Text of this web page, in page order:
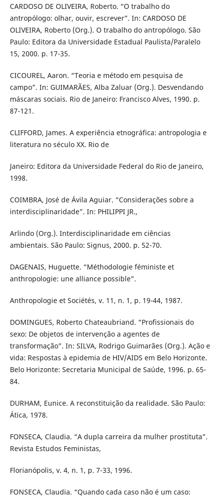
CARDOSO DE OLIVEIRA, Roberto. “O trabalho do
antropólogo: olhar, ouvir, escrever”. In: CARDOSO DE
OLIVEIRA, Roberto (Org.). O trabalho do antropólogo. São
Paulo: Editora da Universidade Estadual Paulista/Paralelo
15, 2000. p. 17-35.
CICOUREL, Aaron. “Teoria e método em pesquisa de
campo”. In: GUIMARÃES, Alba Zaluar (Org.). Desvendando
máscaras sociais. Rio de Janeiro: Francisco Alves, 1990. p.
87-121.
CLIFFORD, James. A experiência etnográfica: antropologia e
literatura no século XX. Rio de
Janeiro: Editora da Universidade Federal do Rio de Janeiro,
1998.
COIMBRA, José de Ávila Aguiar. “Considerações sobre a
interdisciplinaridade”. In: PHILIPPI JR.,
Arlindo (Org.). Interdisciplinaridade em ciências
ambientais. São Paulo: Signus, 2000. p. 52-70.
DAGENAIS, Huguette. “Méthodologie féministe et
anthropologie: une alliance possible”.
Anthropologie et Sociétés, v. 11, n. 1, p. 19-44, 1987.
DOMINGUES, Roberto Chateaubriand. “Profissionais do
sexo: De objetos de intervenção a agentes de
transformação”. In: SILVA, Rodrigo Guimarães (Org.). Ação e
vida: Respostas à epidemia de HIV/AIDS em Belo Horizonte.
Belo Horizonte: Secretaria Municipal de Saúde, 1996. p. 65-
84.
DURHAM, Eunice. A reconstituição da realidade. São Paulo:
Ática, 1978.
FONSECA, Claudia. “A dupla carreira da mulher prostituta”.
Revista Estudos Feministas,
Florianópolis, v. 4, n. 1, p. 7-33, 1996.
FONSECA, Claudia. “Quando cada caso não é um caso: